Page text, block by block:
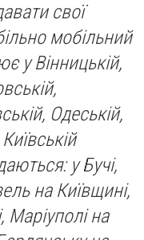
свої
мобільний
у Вінницькій,
Одеській,
у Бучі,
на Київщині,
Маріуполі на